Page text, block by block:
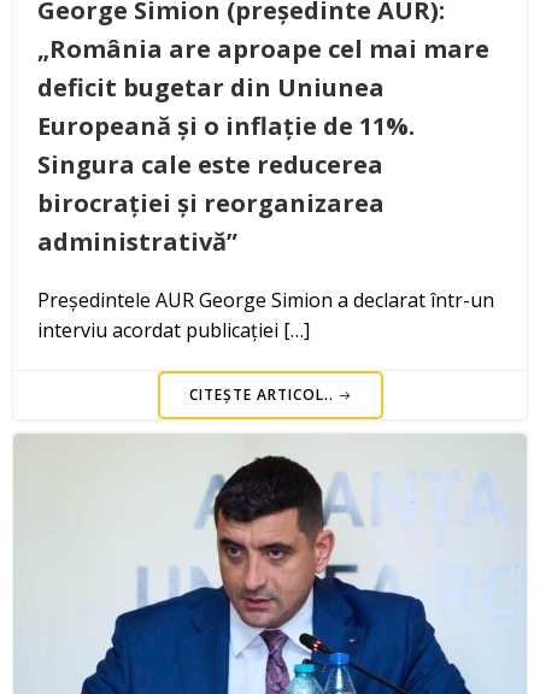
George Simion (președinte AUR):
„România are aproape cel mai mare
deficit bugetar din Uniunea
Europeană și o inflație de 11%.
Singura cale este reducerea
birocrației și reorganizarea
administrativă”
Președintele AUR George Simion a declarat într-un
interviu acordat publicației […]
CITEȘTE ARTICOL..